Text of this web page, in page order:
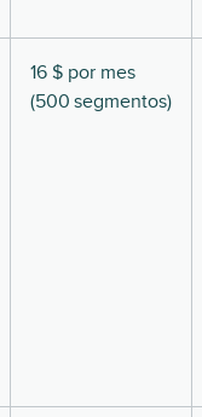
16 $ por mes
(500 segmentos)